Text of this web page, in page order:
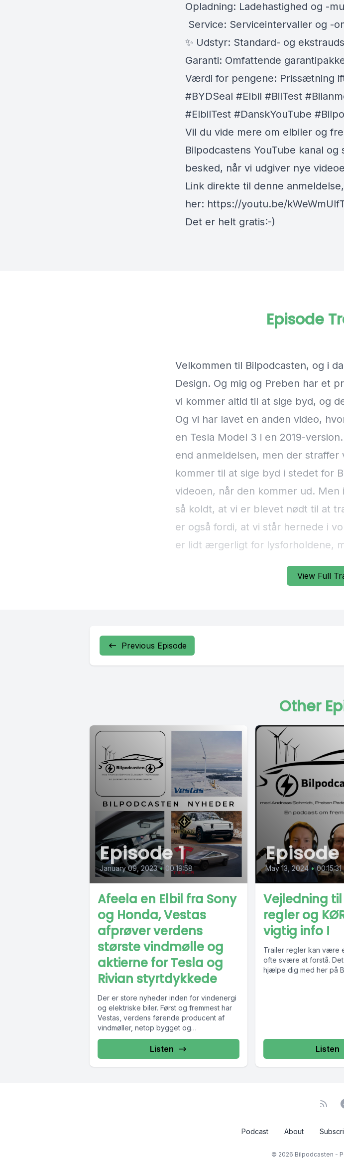
Opladning: Ladehastighed og -
Service: Serviceintervaller og -
✨ Udstyr: Standard- og
Garanti: Omfattende
Værdi for pengene: Prissætning
#BYDSeal #Elbil #BilTest
#ElbilTest #DanskYouTube
Vil du vide mere om elbiler og
Bilpodcastens YouTube kanal
besked, når vi udgiver nye
Link direkte til denne
her: https://youtu.be/
Det er helt gratis:-)
View Full
Episode
Previous Episode
Other
Episode 1
January 09, 2023 • 00:19:58
Afeela en Elbil fra Sony
og Honda, Vestas
afprøver verdens
største vindmølle og
aktierne for Tesla og
Rivian styrtdykkede
Der er store nyheder inden for vindenergi
og elektriske biler. Først og fremmest har
Vestas, verdens førende producent af
vindmøller, netop bygget og
prøveopstillet...
Listen
Episode
May 13, 2024 • 00:15:31
Vejledning til
regler og
vigtig info !
Trailer regler kan være
ofte svære at forstå.
hjælpe dig med her på
Listen
Podcast About
© 2026 Bilpodcasten -